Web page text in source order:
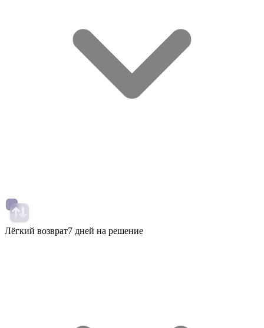
Лёгкий возврат7 дней на решение